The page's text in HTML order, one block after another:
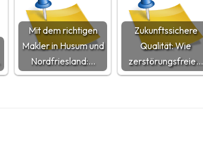
Mit dem richtigen
Makler in Husum und
Nordfriesland:…
Zukunftssichere
Qualität: Wie
zerstörungsfreie…